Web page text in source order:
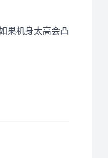
果机身太高会凸